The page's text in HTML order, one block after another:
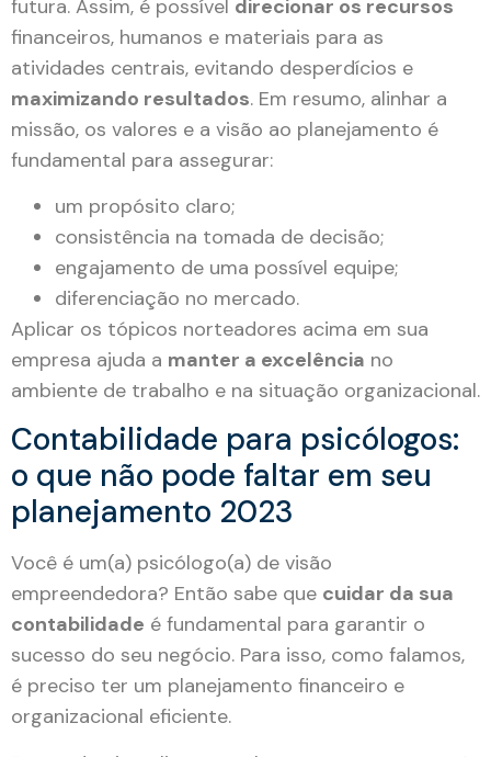
futura. Assim, é possível direcionar os recursos
financeiros, humanos e materiais para as
atividades centrais, evitando desperdícios e
maximizando resultados. Em resumo, alinhar a
missão, os valores e a visão ao planejamento é
fundamental para assegurar:
um propósito claro;
consistência na tomada de decisão;
engajamento de uma possível equipe;
diferenciação no mercado.
Aplicar os tópicos norteadores acima em sua
empresa ajuda a manter a excelência no
ambiente de trabalho e na situação organizacional.
Contabilidade para psicólogos:
o que não pode faltar em seu
planejamento 2023
Você é um(a) psicólogo(a) de visão
empreendedora? Então sabe que cuidar da sua
contabilidade é fundamental para garantir o
sucesso do seu negócio. Para isso, como falamos,
é preciso ter um planejamento financeiro e
organizacional eficiente.